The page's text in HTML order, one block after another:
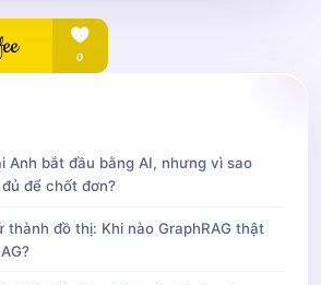
Anh bắt đầu bằng AI, nhưng vì sao
để chốt đơn?
đồ thị: Khi nào GraphRAG thật